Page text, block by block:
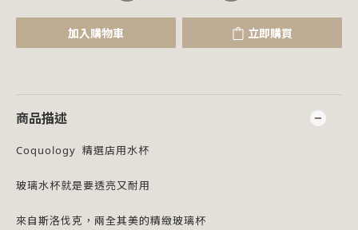
加入購物車 立即購買
商品描述
Coquology 精選店用水杯
玻璃水杯就是要透亮又耐用
來自斯洛伐克，兩全其美的精緻玻璃杯